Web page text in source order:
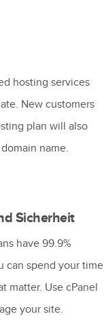
hosting services
New customers
plan will also
name.
Sicherheit
have 99.9%
can spend your time
matter. Use cPanel
your site.